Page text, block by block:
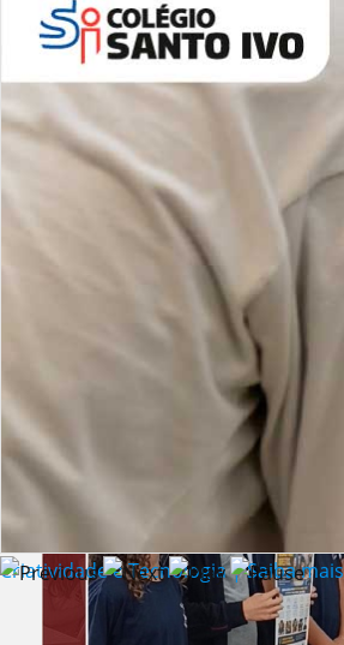
Criatividade e Tecnologia | Saiba mais